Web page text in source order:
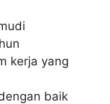
kerja yang
baik